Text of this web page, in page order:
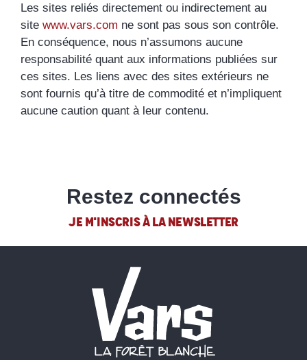
Les sites reliés directement ou indirectement au
site www.vars.com ne sont pas sous son contrôle.
En conséquence, nous n’assumons aucune
responsabilité quant aux informations publiées sur
ces sites. Les liens avec des sites extérieurs ne
sont fournis qu’à titre de commodité et n’impliquent
aucune caution quant à leur contenu.
Restez connectés
JE M'INSCRIS À LA NEWSLETTER